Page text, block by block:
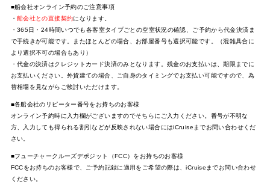
■船会社オンライン予約のご注意事項
・ 船会社との直接契約になります。
・365日・24時間いつでも各客室タイプごとの空室状況の確認、ご予約から代金決済ま
で手続きが可能です。またほとんどの場合、お部屋番号も選択可能です。（混雑具合に
より選択不可の場合もあり）
・代金の決済はクレジットカード決済のみとなります。残金のお支払いは、期限までに
お支払いください。外貨建ての場合、ご自身のタイミングでお支払い可能ですので、為
替相場を見ながらご検討いただけます。
■各船会社のリピーター番号をお持ちのお客様
オンライン予約時に入力欄がございますのでそちらにご入力ください。番号が不明な
方、入力しても得られる割引などが反映されない場合にはiCruiseまでお問い合わせくだ
さい。
■フューチャークルーズデポジット（FCC）をお持ちのお客様
FCCをお持ちのお客様で、ご予約記録に適用をご希望の際は、iCruiseまでお問い合わせ
ください。